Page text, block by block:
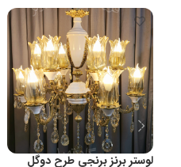
لوستر برنز برنجی طرح دوگل